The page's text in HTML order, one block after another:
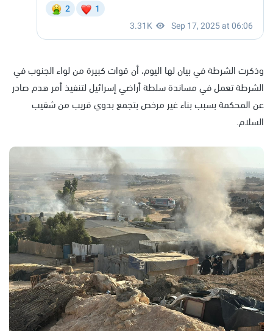
وذكرت الشرطة في بيان لها اليوم، أن قوات كبيرة من لواء الجنوب في
الشرطة تعمل في مساندة سلطة أراضي إسرائيل لتنفيذ أمر هدم صادر
عن المحكمة بسبب بناء غير مرخص بتجمع بدوي قريب من شقيب
السلام.